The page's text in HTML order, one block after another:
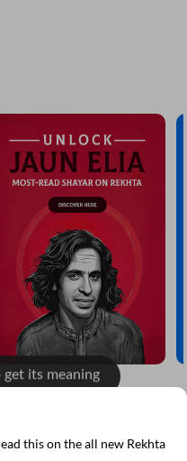
कीजिए
this on the all new Rekhta